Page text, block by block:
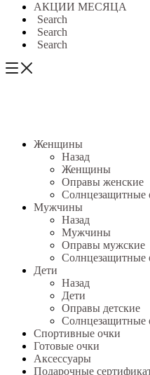
АКЦИИ МЕСЯЦА
Search
Search
Search
Женщины
Назад
Женщины
Оправы женские
Солнцезащитные
Мужчины
Назад
Мужчины
Оправы мужские
Солнцезащитные
Дети
Назад
Дети
Оправы детские
Солнцезащитные
Спортивные очки
Готовые очки
Аксессуары
Подарочные